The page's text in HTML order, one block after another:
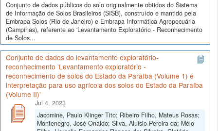
Conjunto de dados públicos do solo originalmente obtidos do Sistema
de Informação de Solos Brasileiros (SISB), construído e mantido pela
Embrapa Solos (Rio de Janeiro) e Embrapa Informática Agropecuária
(Campinas), referente ao 'Levantamento Exploratório - Reconhecimento
de Solos...
Conjunto de dados do levantamento exploratório-
reconhecimento 'Levantamento exploratório -
reconhecimento de solos do Estado da Paraíba (Volume 1) e
interpretação para uso agrícola dos solos do Estado da Paraíba
(Volume II)'
Jul 4, 2023
Jacomine, Paulo Klinger Tito; Ribeiro Filho, Mateus Rosas;
Montenegro, José Onaldo; Silva, Aluisio Pereira da; Mélo